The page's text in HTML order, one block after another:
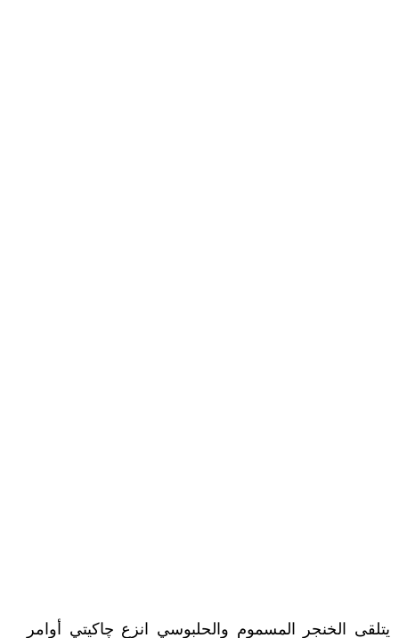
يتلقى الخنجر المسموم والحلبوسي انزع چاكيتي أوامر